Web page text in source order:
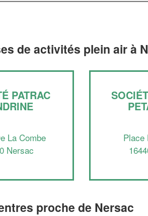
de activités plein air à
PATRAC
La Combe
Nersac
Place
proche de Nersac